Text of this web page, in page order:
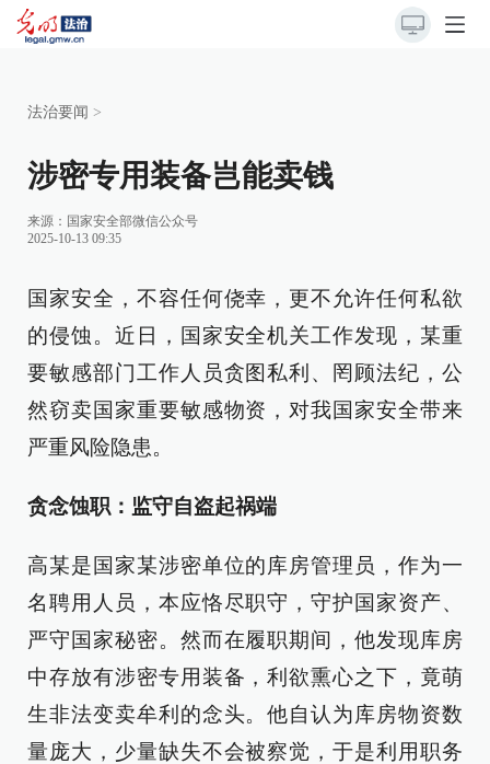
法治要闻 >
涉密专用装备岂能卖钱
来源： 国家安全部微信公众号
2025-10-13 09:35
国家安全，不容任何侥幸，更不允许任何私欲
的侵蚀。近日，国家安全机关工作发现，某重
要敏感部门工作人员贪图私利、罔顾法纪，公
然窃卖国家重要敏感物资，对我国家安全带来
严重风险隐患。
贪念蚀职：监守自盗起祸端
高某是国家某涉密单位的库房管理员，作为一
名聘用人员，本应恪尽职守，守护国家资产、
严守国家秘密。然而在履职期间，他发现库房
中存放有涉密专用装备，利欲熏心之下，竟萌
生非法变卖牟利的念头。他自认为库房物资数
量庞大，少量缺失不会被察觉，于是利用职务